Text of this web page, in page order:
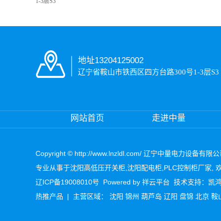
地址13204125002
辽宁省鞍山市铁西区四方台路300号1-3层S3
网站首页 走进中量
Copyright © http://www.lnzldl.com/ 辽宁中量电力设备有限公
专业从事于沈阳高低压开关柜 沈阳配电柜 PLC控制柜厂家 ,
辽ICP备19008010号 Powered by 祥云平台 技术支持： 凯
热推产品 | 主营区域： 沈阳 锦州 葫芦岛 辽阳 盘锦 北京 鞍